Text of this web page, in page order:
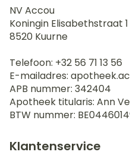
NV Accou
Koningin Elisabethstraat 1
8520 Kuurne
Telefoon: +32 56 71 13 56
E-mailadres:
APB nummer: 342404
Apotheek titularis: Ann
BTW nummer:
Klantenservice